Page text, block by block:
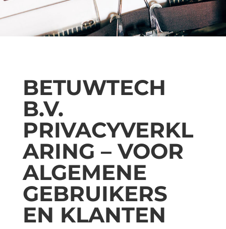
BETUWTECH
B.V.
PRIVACYVERKL
ARING – VOOR
ALGEMENE
GEBRUIKERS
EN KLANTEN